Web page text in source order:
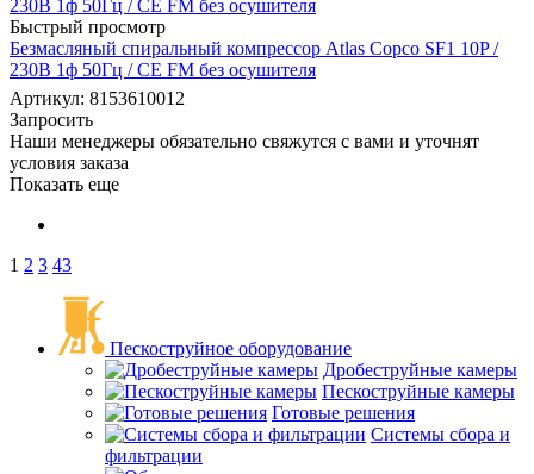
Быстрый просмотр
Безмасляный спиральный компрессор Atlas Copco SF1 10P /
230В 1ф 50Гц / CE FM без осушителя
Артикул: 8153610012
Запросить
Наши менеджеры обязательно свяжутся с вами и уточнят
условия заказа
Показать еще
1 2 3 43
Пескоструйное оборудование
Дробеструйные камеры
Пескоструйные камеры
Готовые решения
Системы сбора и
фильтрации